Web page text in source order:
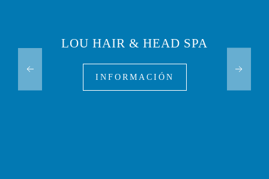
LOU HAIR & HEAD SPA
INFORMACIÓN